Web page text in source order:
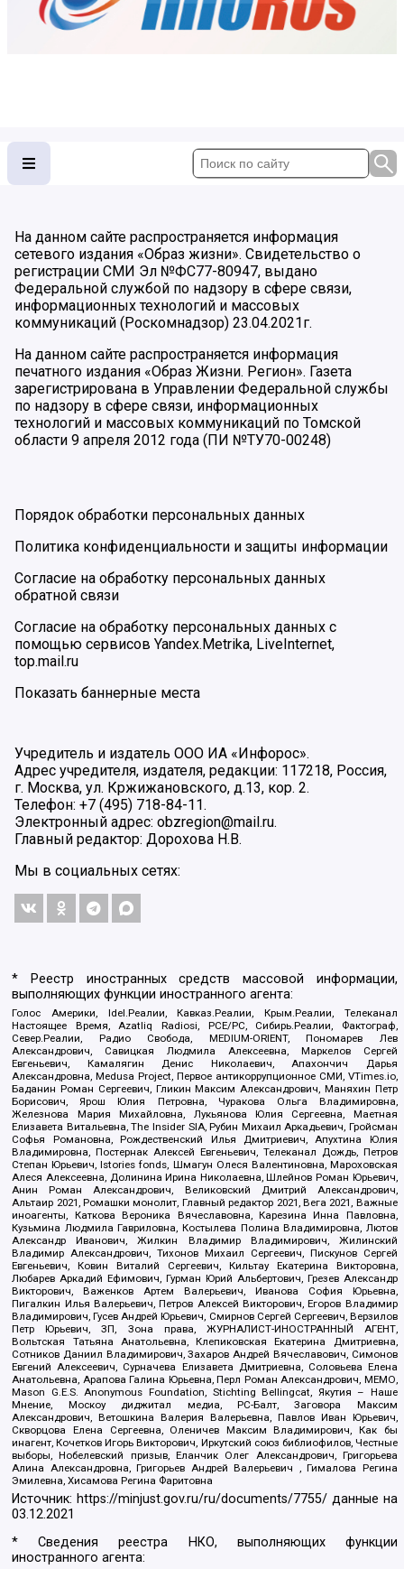
На данном сайте распространяется информация
сетевого издания «Образ жизни». Свидетельство о
регистрации СМИ Эл №ФС77-80947, выдано
Федеральной службой по надзору в сфере связи,
информационных технологий и массовых
коммуникаций (Роскомнадзор) 23.04.2021г.
На данном сайте распространяется информация
печатного издания «Образ Жизни. Регион». Газета
зарегистрирована в Управлении Федеральной службы
по надзору в сфере связи, информационных
технологий и массовых коммуникаций по Томской
области 9 апреля 2012 года (ПИ №ТУ70-00248)
Порядок обработки персональных данных
Политика конфиденциальности и защиты информации
Согласие на обработку персональных данных
обратной связи
Согласие на обработку персональных данных с
помощью сервисов Yandex.Metrika, LiveInternet,
top.mail.ru
Показать баннерные места
Учредитель и издатель ООО ИА «Инфорос».
Адрес учредителя, издателя, редакции: 117218, Россия,
г. Москва, ул. Кржижановского, д.13, кор. 2.
Телефон: +7 (495) 718-84-11.
Электронный адрес: obzregion@mail.ru.
Главный редактор: Дорохова Н.В.
Мы в социальных сетях:
* Реестр иностранных средств массовой информации,
выполняющих функции иностранного агента:
Голос Америки, Idel.Реалии, Кавказ.Реалии, Крым.Реалии, Телеканал
Настоящее Время, Azatliq Radiosi, PCE/PC, Сибирь.Реалии, Фактограф,
Север.Реалии, Радио Свобода, MEDIUM-ORIENT, Пономарев Лев
Александрович, Савицкая Людмила Алексеевна, Маркелов Сергей
Евгеньевич, Камалягин Денис Николаевич, Апахончич Дарья
Александровна, Medusa Project, Первое антикоррупционное СМИ, VTimes.io,
Баданин Роман Сергеевич, Гликин Максим Александрович, Маняхин Петр
Борисович, Ярош Юлия Петровна, Чуракова Ольга Владимировна,
Железнова Мария Михайловна, Лукьянова Юлия Сергеевна, Маетная
Елизавета Витальевна, The Insider SIA, Рубин Михаил Аркадьевич, Гройсман
Софья Романовна, Рождественский Илья Дмитриевич, Апухтина Юлия
Владимировна, Постернак Алексей Евгеньевич, Телеканал Дождь, Петров
Степан Юрьевич, Istories fonds, Шмагун Олеся Валентиновна, Мароховская
Алеся Алексеевна, Долинина Ирина Николаевна, Шлейнов Роман Юрьевич,
Анин Роман Александрович, Великовский Дмитрий Александрович,
Альтаир 2021, Ромашки монолит, Главный редактор 2021, Вега 2021, Важные
иноагенты, Каткова Вероника Вячеславовна, Карезина Инна Павловна,
Кузьмина Людмила Гавриловна, Костылева Полина Владимировна, Лютов
Александр Иванович, Жилкин Владимир Владимирович, Жилинский
Владимир Александрович, Тихонов Михаил Сергеевич, Пискунов Сергей
Евгеньевич, Ковин Виталий Сергеевич, Кильтау Екатерина Викторовна,
Любарев Аркадий Ефимович, Гурман Юрий Альбертович, Грезев Александр
Викторович, Важенков Артем Валерьевич, Иванова София Юрьевна,
Пигалкин Илья Валерьевич, Петров Алексей Викторович, Егоров Владимир
Владимирович, Гусев Андрей Юрьевич, Смирнов Сергей Сергеевич, Верзилов
Петр Юрьевич, ЗП, Зона права, ЖУРНАЛИСТ-ИНОСТРАННЫЙ АГЕНТ,
Вольтская Татьяна Анатольевна, Клепиковская Екатерина Дмитриевна,
Сотников Даниил Владимирович, Захаров Андрей Вячеславович, Симонов
Евгений Алексеевич, Сурначева Елизавета Дмитриевна, Соловьева Елена
Анатольевна, Арапова Галина Юрьевна, Перл Роман Александрович, МЕМО,
Mason G.E.S. Anonymous Foundation, Stichting Bellingcat, Якутия – Наше
Мнение, Москоу диджитал медиа, РС-Балт, Заговора Максим
Александрович, Ветошкина Валерия Валерьевна, Павлов Иван Юрьевич,
Скворцова Елена Сергеевна, Оленичев Максим Владимирович, Как бы
инагент, Кочетков Игорь Викторович, Иркутский союз библиофилов, Честные
выборы, Нобелевский призыв, Еланчик Олег Александрович, Григорьева
Алина Александровна, Григорьев Андрей Валерьевич , Гималова Регина
Эмилевна, Хисамова Регина Фаритовна
Источник: https://minjust.gov.ru/ru/documents/7755/ данные на
03.12.2021
* Сведения реестра НКО, выполняющих функции
иностранного агента: